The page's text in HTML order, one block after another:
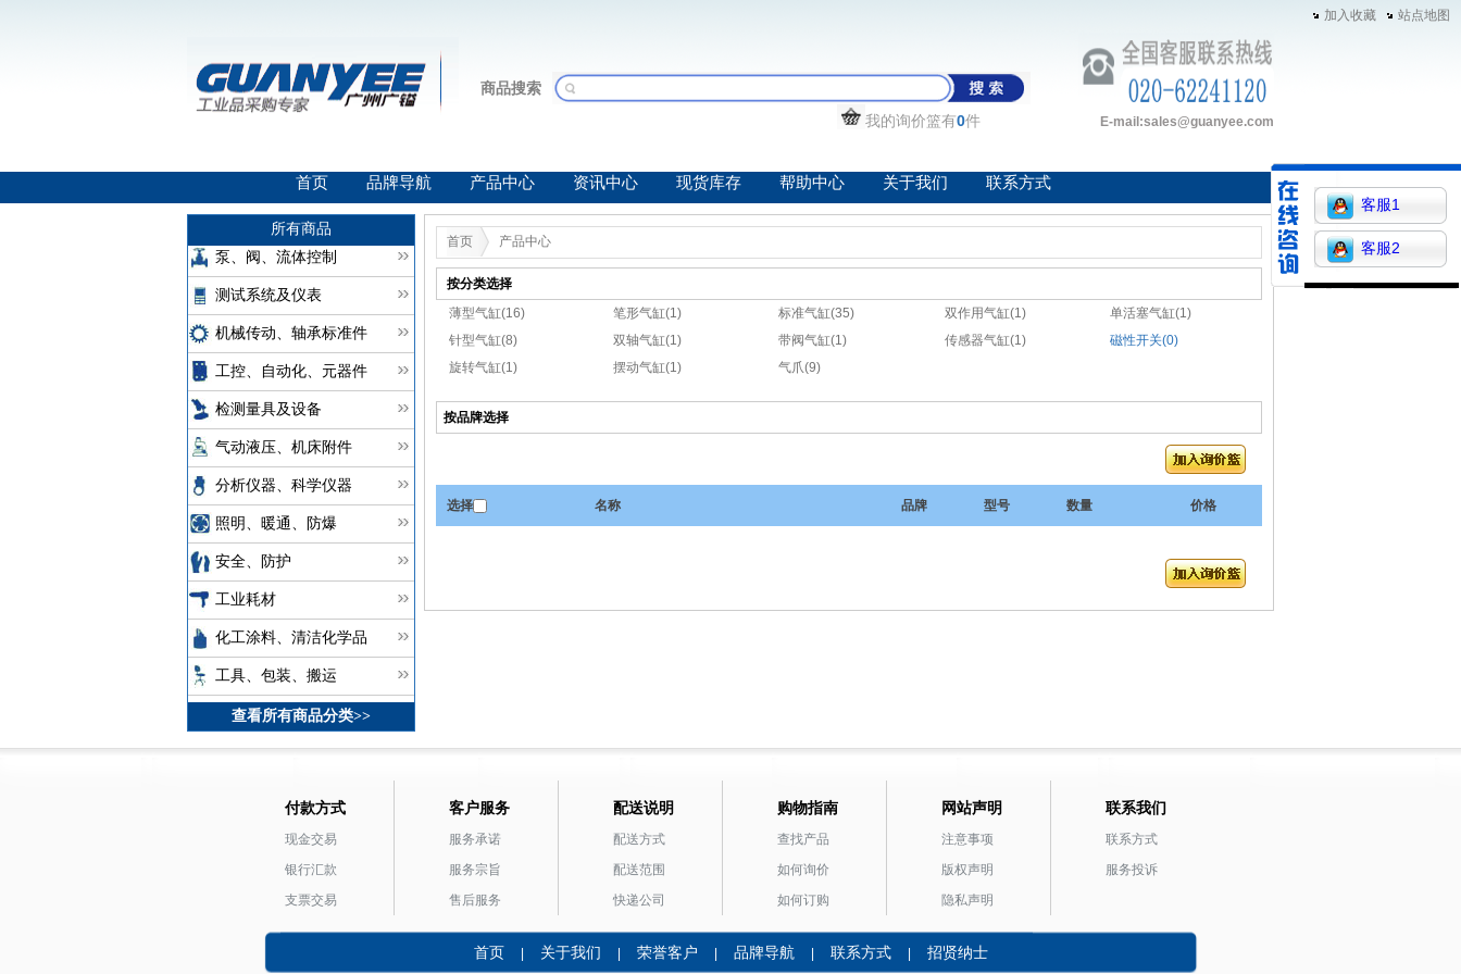
客服1
客服2
加入收藏 站点地图
商品搜索
我的询价篮有0件 E-mail:sales@guanyee.com
首页 品牌导航 产品中心 资讯中心 现货库存 帮助中心 关于我们 联系方式
所有商品
泵、阀、流体控制
测试系统及仪表
机械传动、轴承标准件
工控、自动化、元器件
检测量具及设备
气动液压、机床附件
分析仪器、科学仪器
照明、暖通、防爆
安全、防护
工业耗材
化工涂料、清洁化学品
工具、包装、搬运
查看所有商品分类>>
首页 产品中心
按分类选择
薄型气缸(16)
笔形气缸(1) 标准气缸(35) 双作用气缸(1)
单活塞气缸(1)
针型气缸(8)
双轴气缸(1) 带阀气缸(1) 传感器气缸(1)
磁性开关(0)
旋转气缸(1)
摆动气缸(1) 气爪(9)
按品牌选择
选择 名称 品牌 型号 数量 价格
付款方式
现金交易
银行汇款
支票交易
客户服务
服务承诺
服务宗旨
售后服务
配送说明
配送方式
配送范围
快递公司
购物指南
查找产品
如何询价
如何订购
网站声明
注意事项
版权声明
隐私声明
联系我们
联系方式
服务投诉
首页 关于我们 荣誉客户 品牌导航 联系方式 招贤纳士